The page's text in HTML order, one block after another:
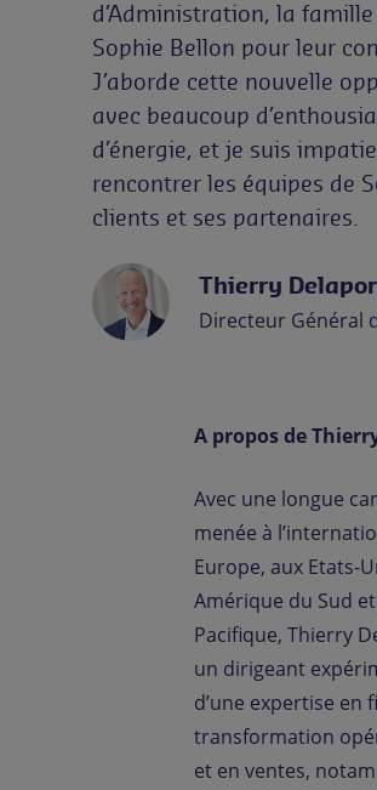
d’Administration, la
Sophie Bellon pour leur
J’aborde cette nouvelle
avec beaucoup
d’énergie, et je suis
rencontrer les équipes de
clients et ses partenaires.
Thierry
Directeur Général
A propos de
Avec une longue
menée à
Europe, aux Etats-
Amérique du Sud
Pacifique, Thierry
un dirigeant
d’une expertise en
transformation
et en ventes,